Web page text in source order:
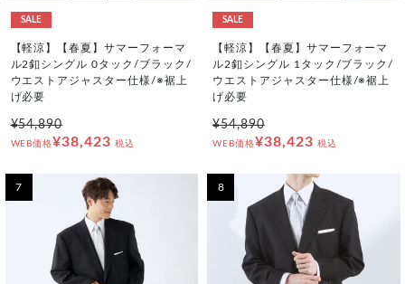
SALE
【軽涼】【春夏】サマーフォーマ
ル2釦シングル 0タック/ブラック/
ウエストアジャスター仕様/※裾上
げ必要
¥54,890
WEB価格¥38,423 税込
SALE
【軽涼】【春夏】サマーフォーマ
ル2釦シングル 1タック/ブラック/
ウエストアジャスター仕様/※裾上
げ必要
¥54,890
WEB価格¥38,423 税込
7 8